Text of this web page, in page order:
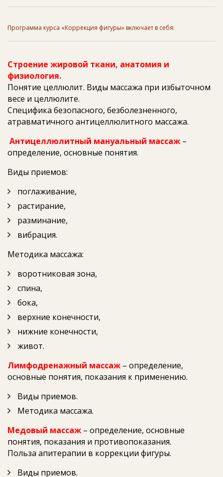
Программа курса «Коррекция фигуры» включает в себя:
Строение жировой ткани, анатомия и
физиология.
Понятие целлюлит. Виды массажа при избыточном
весе и целлюлите.
Специфика безопасного, безболезненного,
атравматичного антицеллюлитного массажа.
Антицеллюлитный мануальный массаж –
определение, основные понятия.
Виды приемов:
поглаживание,
растирание,
разминание,
вибрация.
Методика массажа:
воротниковая зона,
спина,
бока,
верхние конечности,
нижние конечности,
живот.
Лимфодренажный массаж – определение,
основные понятия, показания к применению.
Виды приемов.
Методика массажа.
Медовый массаж – определение, основные
понятия, показания и противопоказания.
Польза апитерапии в коррекции фигуры.
Виды приемов.